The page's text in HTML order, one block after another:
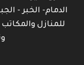
الدمام- الخبر -
للمنازل